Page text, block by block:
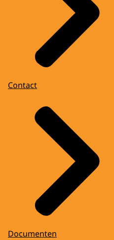
Contact
Documenten